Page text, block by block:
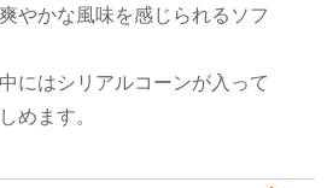
やかな風味を感じられるソフ
にはシリアルコーンが入って
めます。